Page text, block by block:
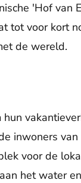
'Hof van
tot voor kort
de wereld.
inwoners van
voor de
het water